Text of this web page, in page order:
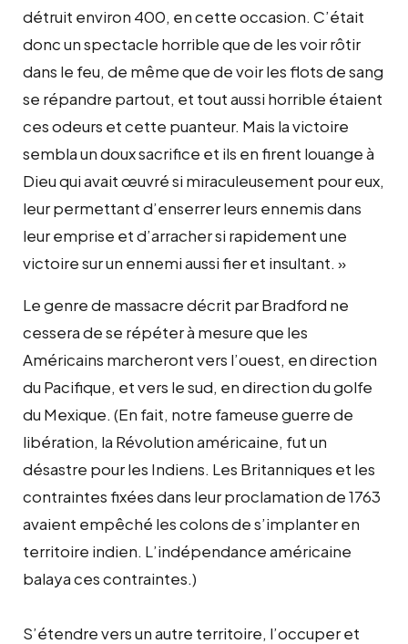
détruit environ 400, en cette occasion. C’était
donc un spectacle horrible que de les voir rôtir
dans le feu, de même que de voir les flots de sang
se répandre partout, et tout aussi horrible étaient
ces odeurs et cette puanteur. Mais la victoire
sembla un doux sacrifice et ils en firent louange à
Dieu qui avait œuvré si miraculeusement pour eux,
leur permettant d’enserrer leurs ennemis dans
leur emprise et d’arracher si rapidement une
victoire sur un ennemi aussi fier et insultant. »
Le genre de massacre décrit par Bradford ne
cessera de se répéter à mesure que les
Américains marcheront vers l’ouest, en direction
du Pacifique, et vers le sud, en direction du golfe
du Mexique. (En fait, notre fameuse guerre de
libération, la Révolution américaine, fut un
désastre pour les Indiens. Les Britanniques et les
contraintes fixées dans leur proclamation de 1763
avaient empêché les colons de s’implanter en
territoire indien. L’indépendance américaine
balaya ces contraintes.)
S’étendre vers un autre territoire, l’occuper et